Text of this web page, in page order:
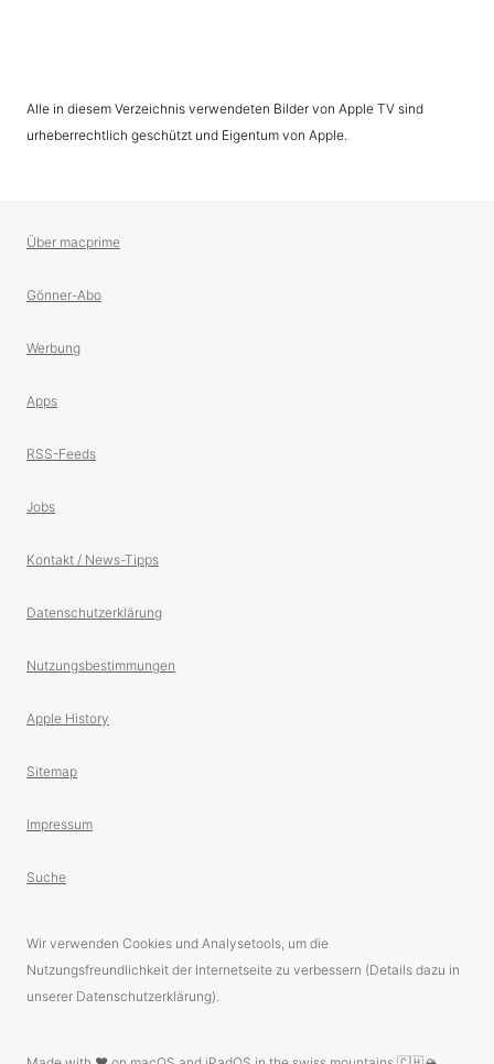
Alle in diesem Verzeichnis verwendeten Bilder von Apple TV sind
urheberrechtlich geschützt und Eigentum von Apple.
Über macprime
Gönner-Abo
Werbung
Apps
RSS-Feeds
Jobs
Kontakt / News-Tipps
Datenschutzerklärung
Nutzungsbestimmungen
Apple History
Sitemap
Impressum
Suche
Wir verwenden Cookies und Analysetools, um die
Nutzungsfreundlichkeit der Internetseite zu verbessern (Details dazu in
unserer Datenschutzerklärung).